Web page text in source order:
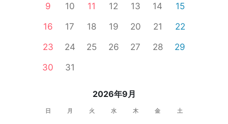
9
10 11 12 13 14
15
16
17 18 19 20 21
22
23
24 25 26 27 28
29
30
31
2026年9月
日 月 火 水 木 金 土